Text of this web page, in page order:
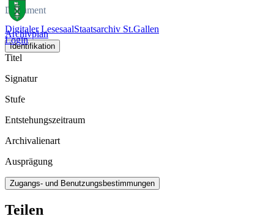
Digitaler LesesaalStaatsarchiv St.Gallen
Login
Dokument
Archivplan
Identifikation
Titel
Signatur
Stufe
Entstehungszeitraum
Archivalienart
Ausprägung
Zugangs- und Benutzungsbestimmungen
Teilen